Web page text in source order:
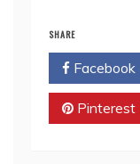
SHARE
Facebook
Pinterest